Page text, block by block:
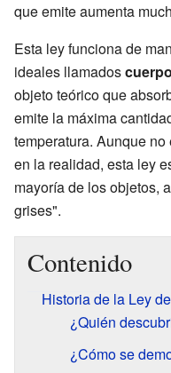
que emite aumenta
Esta ley funciona de
ideales llamados
objeto teórico que
emite la máxima
temperatura. Aunque
en la realidad, esta ley
mayoría de los objetos,
grises".
Contenido
Historia de la Ley
¿Quién
¿Cómo se